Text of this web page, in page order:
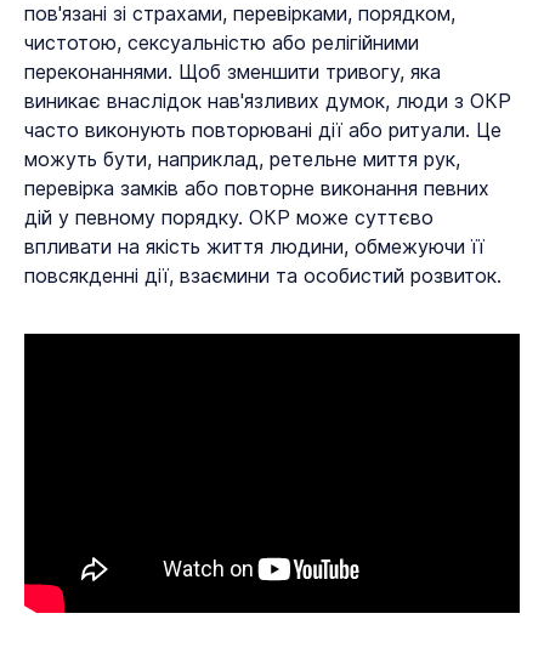
пов'язані зі страхами, перевірками, порядком,
чистотою, сексуальністю або релігійними
переконаннями. Щоб зменшити тривогу, яка
виникає внаслідок нав'язливих думок, люди з ОКР
часто виконують повторювані дії або ритуали. Це
можуть бути, наприклад, ретельне миття рук,
перевірка замків або повторне виконання певних
дій у певному порядку. ОКР може суттєво
впливати на якість життя людини, обмежуючи її
повсякденні дії, взаємини та особистий розвиток.